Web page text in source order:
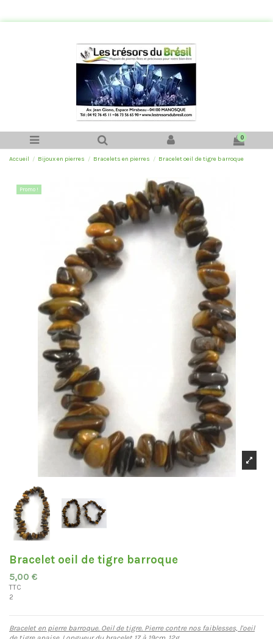
0
Accueil Bijoux en pierres Bracelets en pierres Bracelet oeil de tigre barroque
Promo !
Bracelet oeil de tigre barroque
5,00 €
TTC
2
Bracelet en pierre barroque. Oeil de tigre. Pierre contre nos faiblesses, l'oeil